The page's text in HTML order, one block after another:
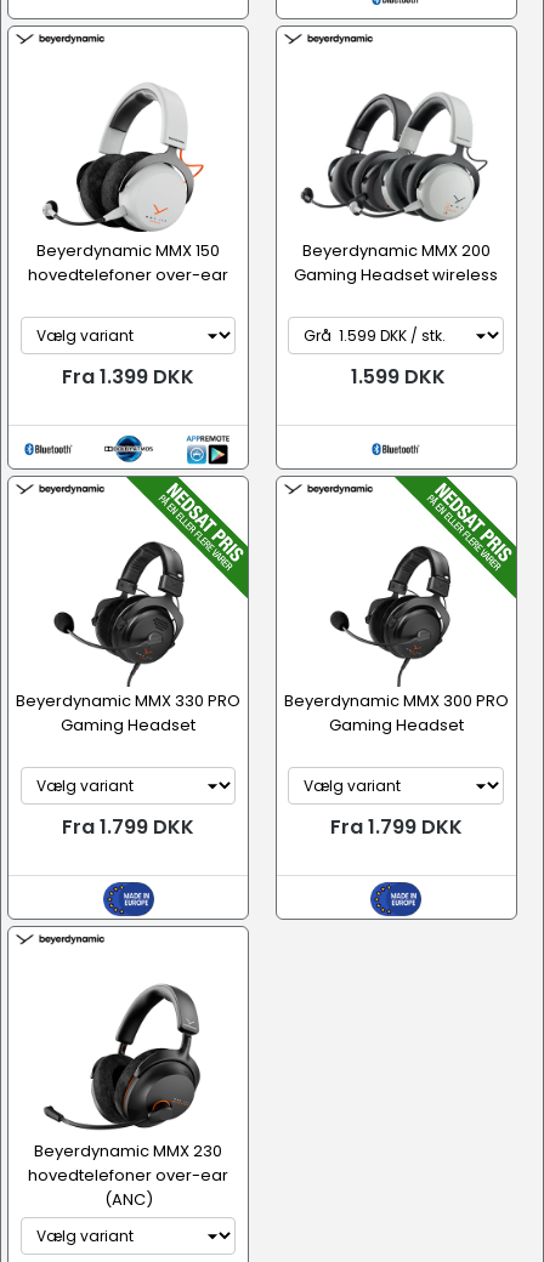
Beyerdynamic MMX 150
hovedtelefoner over-ear
Fra 1.399 DKK
Beyerdynamic MMX 200
Gaming Headset wireless
1.599 DKK
Beyerdynamic MMX 330 PRO
Gaming Headset
Fra 1.799 DKK
Beyerdynamic MMX 300 PRO
Gaming Headset
Fra 1.799 DKK
Beyerdynamic MMX 230
hovedtelefoner over-ear
(ANC)